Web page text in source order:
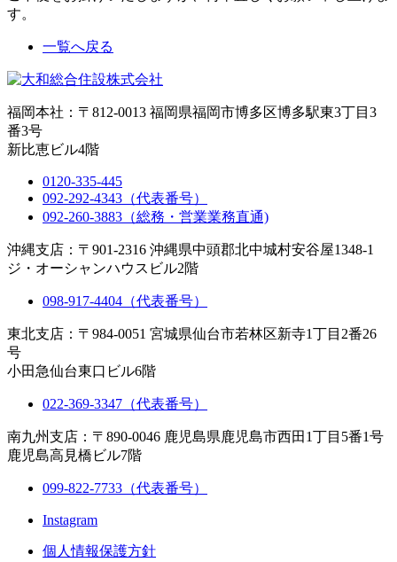
す。
一覧へ戻る
福岡本社：〒812-0013 福岡県福岡市博多区博多駅東3丁目3
番3号
新比恵ビル4階
0120-335-445
092-292-4343（代表番号）
092-260-3883（総務・営業業務直通)
沖縄支店：〒901-2316 沖縄県中頭郡北中城村安谷屋1348-1
ジ・オーシャンハウスビル2階
098-917-4404（代表番号）
東北支店：〒984-0051 宮城県仙台市若林区新寺1丁目2番26
号
小田急仙台東口ビル6階
022-369-3347（代表番号）
南九州支店：〒890-0046 鹿児島県鹿児島市西田1丁目5番1号
鹿児島高見橋ビル7階
099-822-7733（代表番号）
Instagram
個人情報保護方針